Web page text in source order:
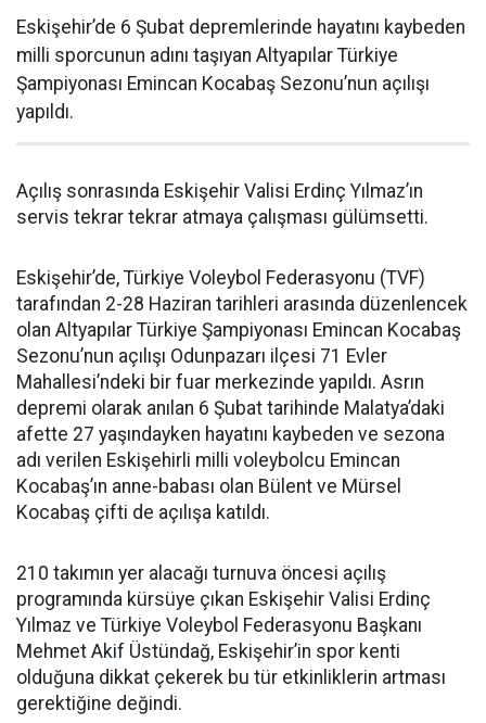
Eskişehir’de 6 Şubat depremlerinde hayatını kaybeden
milli sporcunun adını taşıyan Altyapılar Türkiye
Şampiyonası Emincan Kocabaş Sezonu’nun açılışı
yapıldı.
Açılış sonrasında Eskişehir Valisi Erdinç Yılmaz’ın
servis tekrar tekrar atmaya çalışması gülümsetti.
Eskişehir’de, Türkiye Voleybol Federasyonu (TVF)
tarafından 2-28 Haziran tarihleri arasında düzenlencek
olan Altyapılar Türkiye Şampiyonası Emincan Kocabaş
Sezonu’nun açılışı Odunpazarı ilçesi 71 Evler
Mahallesi’ndeki bir fuar merkezinde yapıldı. Asrın
depremi olarak anılan 6 Şubat tarihinde Malatya’daki
afette 27 yaşındayken hayatını kaybeden ve sezona
adı verilen Eskişehirli milli voleybolcu Emincan
Kocabaş’ın anne-babası olan Bülent ve Mürsel
Kocabaş çifti de açılışa katıldı.
210 takımın yer alacağı turnuva öncesi açılış
programında kürsüye çıkan Eskişehir Valisi Erdinç
Yılmaz ve Türkiye Voleybol Federasyonu Başkanı
Mehmet Akif Üstündağ, Eskişehir’in spor kenti
olduğuna dikkat çekerek bu tür etkinliklerin artması
gerektiğine değindi.